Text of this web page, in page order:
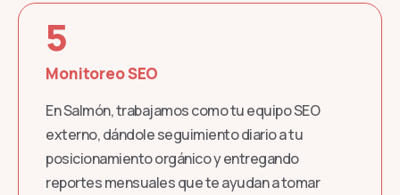
5
Monitoreo SEO
En Salmón, trabajamos como tu equipo SEO
externo, dándole seguimiento diario a tu
posicionamiento orgánico y entregando
reportes mensuales que te ayudan a tomar